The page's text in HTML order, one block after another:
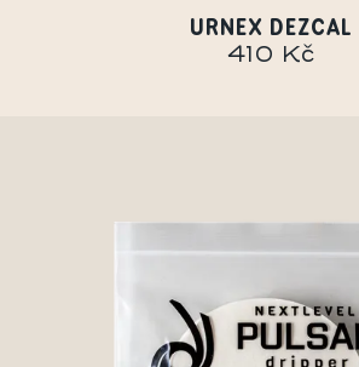
URNEX DEZCAL
410 Kč